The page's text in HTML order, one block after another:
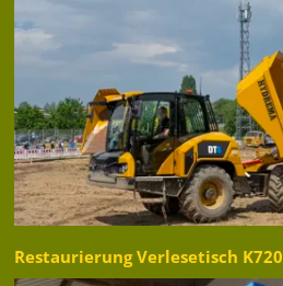
Restaurierung Verlesetisch K720